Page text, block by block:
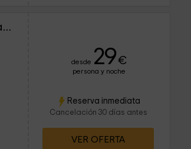
Apartamentos Las Caldas- Apto. Castillo de Priorio
desde 29€
persona y noche
Reserva inmediata
Cancelación 30 días antes
VER OFERTA